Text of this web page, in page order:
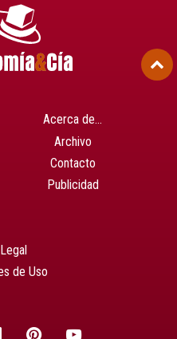
Acerca de…
Archivo
Contacto
Publicidad
de Uso